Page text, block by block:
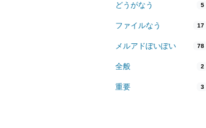
どうがなう 5
ファイルなう 17
メルアドぽいぽい 78
全般 2
重要 3